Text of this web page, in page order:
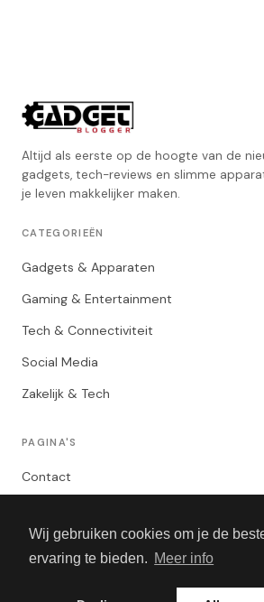
Wij gebruiken cookies om je de
ervaring te bieden. Meer info
Altijd als eerste op de hoogte van de
gadgets, tech-reviews en slimme
je leven makkelijker maken.
CATEGORIEËN
Gadgets & Apparaten
Gaming & Entertainment
Tech & Connectiviteit
Social Media
Zakelijk & Tech
PAGINA'S
Contact
Algemene Voorwaarden
Adverteren